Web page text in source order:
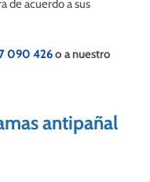
de acuerdo a sus
090 426o a nuestro
antipañal